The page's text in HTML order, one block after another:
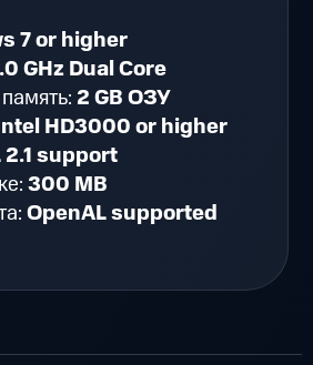
7 or higher
GHz Dual Core
2 GB ОЗУ
HD3000 or higher
2.1 support
300 MB
OpenAL supported